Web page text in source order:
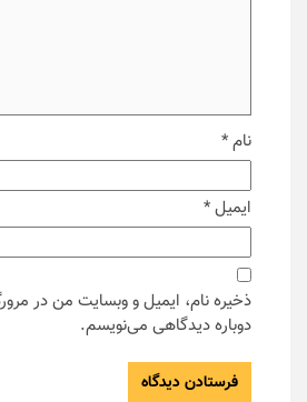
نام*
ایمیل*
ذخیره نام، ایمیل و وبسایت من در
دوباره دیدگاهی می‌نویسم.